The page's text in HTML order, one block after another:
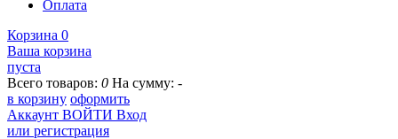
Оплата
Корзина 0
Ваша корзина
пуста
Всего товаров: 0 На сумму: -
в корзину оформить
Аккаунт ВОЙТИ Вход
или регистрация